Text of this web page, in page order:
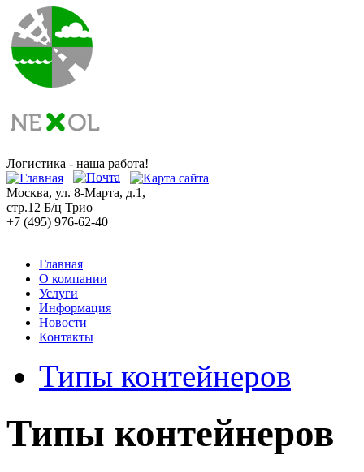
Логистика - наша работа!
Москва, ул. 8-Марта, д.1,
стр.12 Б/ц Трио
+7 (495) 976-62-40
Главная
О компании
Услуги
Информация
Новости
Контакты
Типы контейнеров
Типы контейнеров